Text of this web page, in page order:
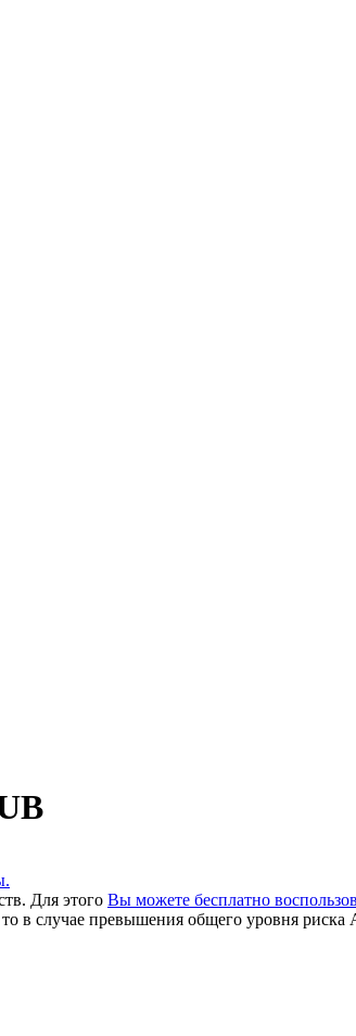
Для этого Вы можете бесплатно
в случае превышения общего уровня